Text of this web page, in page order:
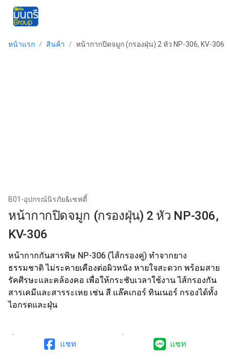
หน้าแรก / สินค้า / หน้ากากปิดจมูก (กรองฝุ่น) 2 หัว NP-306, KV-306
B01-อุปกรณ์นิรภัย&เซฟตี้
หน้ากากปิดจมูก (กรองฝุ่น) 2 หัว NP-306,
KV-306
หน้ากากกันสารพิษ NP-306 (ไส้กรองคู่) ทำจากยาง
ธรรมชาติ ไม่ระคายเคืองต่อผิวหนัง หายใจสะดวก พร้อมสาย
รัคศีรษะและคล้องคอ เพื่อให้กระชับเวลาใช้งาน ไส้กรองกัน
สารเคมีและสารระเหย เช่น สี แล๊คเกอร์ ทินเนอร์ กรองได้ทั้ง
ไอกรดและฝุ่น
แชท แชท